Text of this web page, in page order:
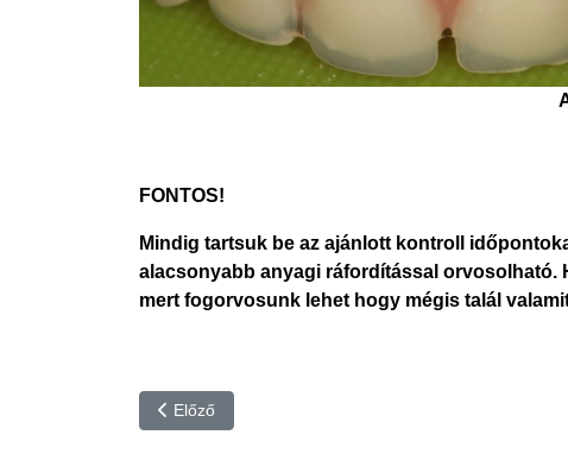
FONTOS!
Mindig tartsuk be az ajánlott kontroll
alacsonyabb anyagi ráfordítással orvosolható.
mert fogorvosunk lehet hogy mégis talál
Előző cikk: Felső állcsontban kombinált munka
Előző
ITT TALÁL MEG
fab
fa-
fab
fa-